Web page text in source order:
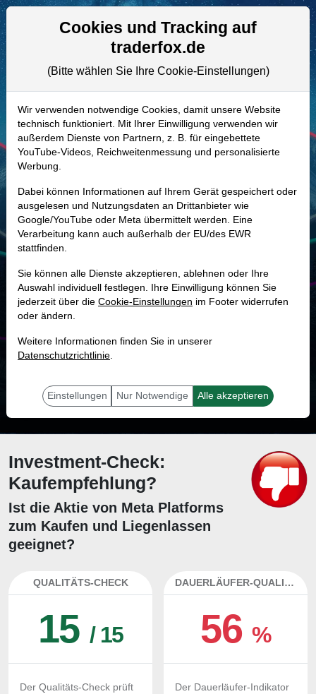
Aktien- und Artikelsuche
A1JWVX | META–Meta Platforms
Aktie
Realtime-Aktienkurs:
- - -
-
Marktkapitalisierung 1,50 Bio. USD
Unternehmenswert
Umsatz 200,97 Mrd. USD
22.4 %
mit dieser Aktie erfolgreich sein.
Investment-Check:
Kaufempfehlung?
Ist die Aktie von Meta Platforms
zum Kaufen und Liegenlassen
geeignet?
QUALITÄTS-CHECK
15 / 15
Der Qualitäts-Check prüft
DAUERLÄUFER-QUALITÄTEN
56%
Der Dauerläufer-Indikator
Cookies und Tracking auf
traderfox.de
(Bitte wählen Sie Ihre Cookie-Einstellungen)
Wir verwenden notwendige Cookies, damit unsere Website
technisch funktioniert. Mit Ihrer Einwilligung verwenden wir
außerdem Dienste von Partnern, z. B. für eingebettete
YouTube-Videos, Reichweitenmessung und personalisierte
Werbung.
Dabei können Informationen auf Ihrem Gerät gespeichert oder
ausgelesen und Nutzungsdaten an Drittanbieter wie
Google/YouTube oder Meta übermittelt werden. Eine
Verarbeitung kann auch außerhalb der EU/des EWR
stattfinden.
Sie können alle Dienste akzeptieren, ablehnen oder Ihre
Auswahl individuell festlegen. Ihre Einwilligung können Sie
jederzeit über die Cookie-Einstellungen im Footer widerrufen
oder ändern.
Weitere Informationen finden Sie in unserer
Datenschutzrichtlinie.
Einstellungen Nur Notwendige Alle akzeptieren